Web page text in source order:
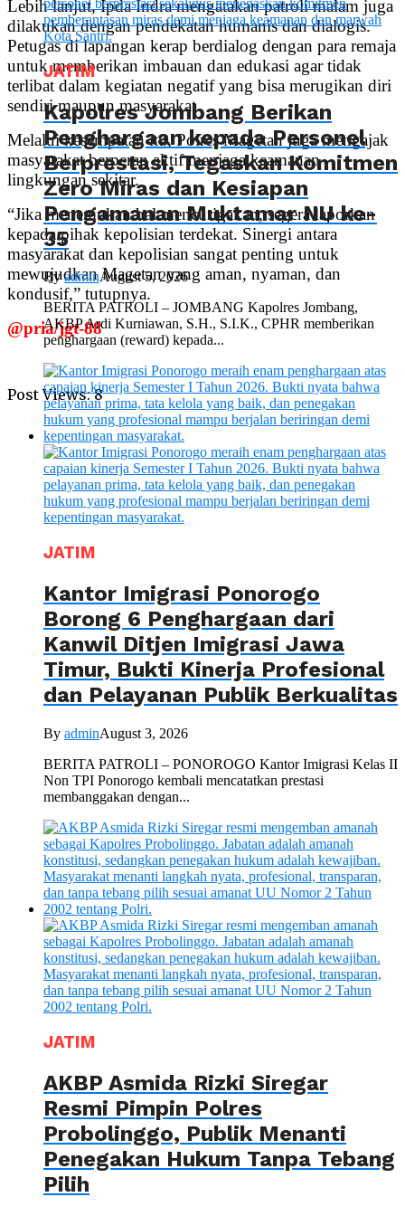
Lebih lanjut, Ipda Indra mengatakan patroli malam juga
dilakukan dengan pendekatan humanis dan dialogis.
Petugas di lapangan kerap berdialog dengan para remaja
untuk memberikan imbauan dan edukasi agar tidak
terlibat dalam kegiatan negatif yang bisa merugikan diri
sendiri maupun masyarakat.
Melalui kesempatan itu, Polres Magetan juga mengajak
masyarakat berperan aktif menjaga keamanan
lingkungan sekitar.
“Jika menemukan hal mencurigakan, segera laporkan
kepada pihak kepolisian terdekat. Sinergi antara
masyarakat dan kepolisian sangat penting untuk
mewujudkan Magetan yang aman, nyaman, dan
kondusif,” tutupnya.
@pria/jgt-88
Post Views: 8
JATIM
Kapolres Jombang Berikan
Penghargaan kepada Personel
Berprestasi, Tegaskan Komitmen
Zero Miras dan Kesiapan
Pengamanan Muktamar NU ke-
35
ByadminAugust 5, 2026
BERITA PATROLI – JOMBANG Kapolres Jombang,
AKBP Ardi Kurniawan, S.H., S.I.K., CPHR memberikan
penghargaan (reward) kepada...
JATIM
Kantor Imigrasi Ponorogo
Borong 6 Penghargaan dari
Kanwil Ditjen Imigrasi Jawa
Timur, Bukti Kinerja Profesional
dan Pelayanan Publik Berkualitas
By adminAugust 3, 2026
BERITA PATROLI – PONOROGO Kantor Imigrasi Kelas II
Non TPI Ponorogo kembali mencatatkan prestasi
membanggakan dengan...
JATIM
AKBP Asmida Rizki Siregar
Resmi Pimpin Polres
Probolinggo, Publik Menanti
Penegakan Hukum Tanpa Tebang
Pilih